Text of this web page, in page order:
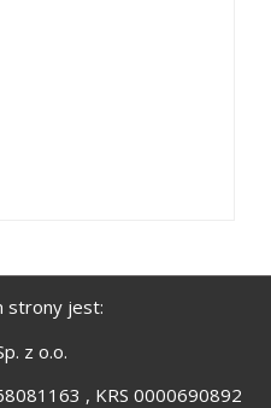
strony jest:
z o.o.
, KRS 0000690892